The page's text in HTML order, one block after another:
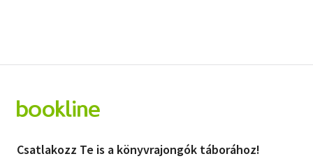
Csatlakozz Te is a könyvrajongók táborához!